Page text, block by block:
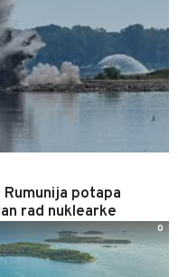
potapa
rad nuklearke
0